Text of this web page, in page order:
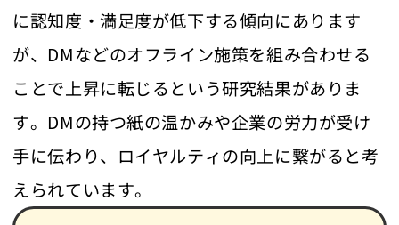
に認知度・満足度が低下する傾向にあります
が、DMなどのオフライン施策を組み合わせる
ことで上昇に転じるという研究結果がありま
す。DMの持つ紙の温かみや企業の労力が受け
手に伝わり、ロイヤルティの向上に繋がると考
えられています。